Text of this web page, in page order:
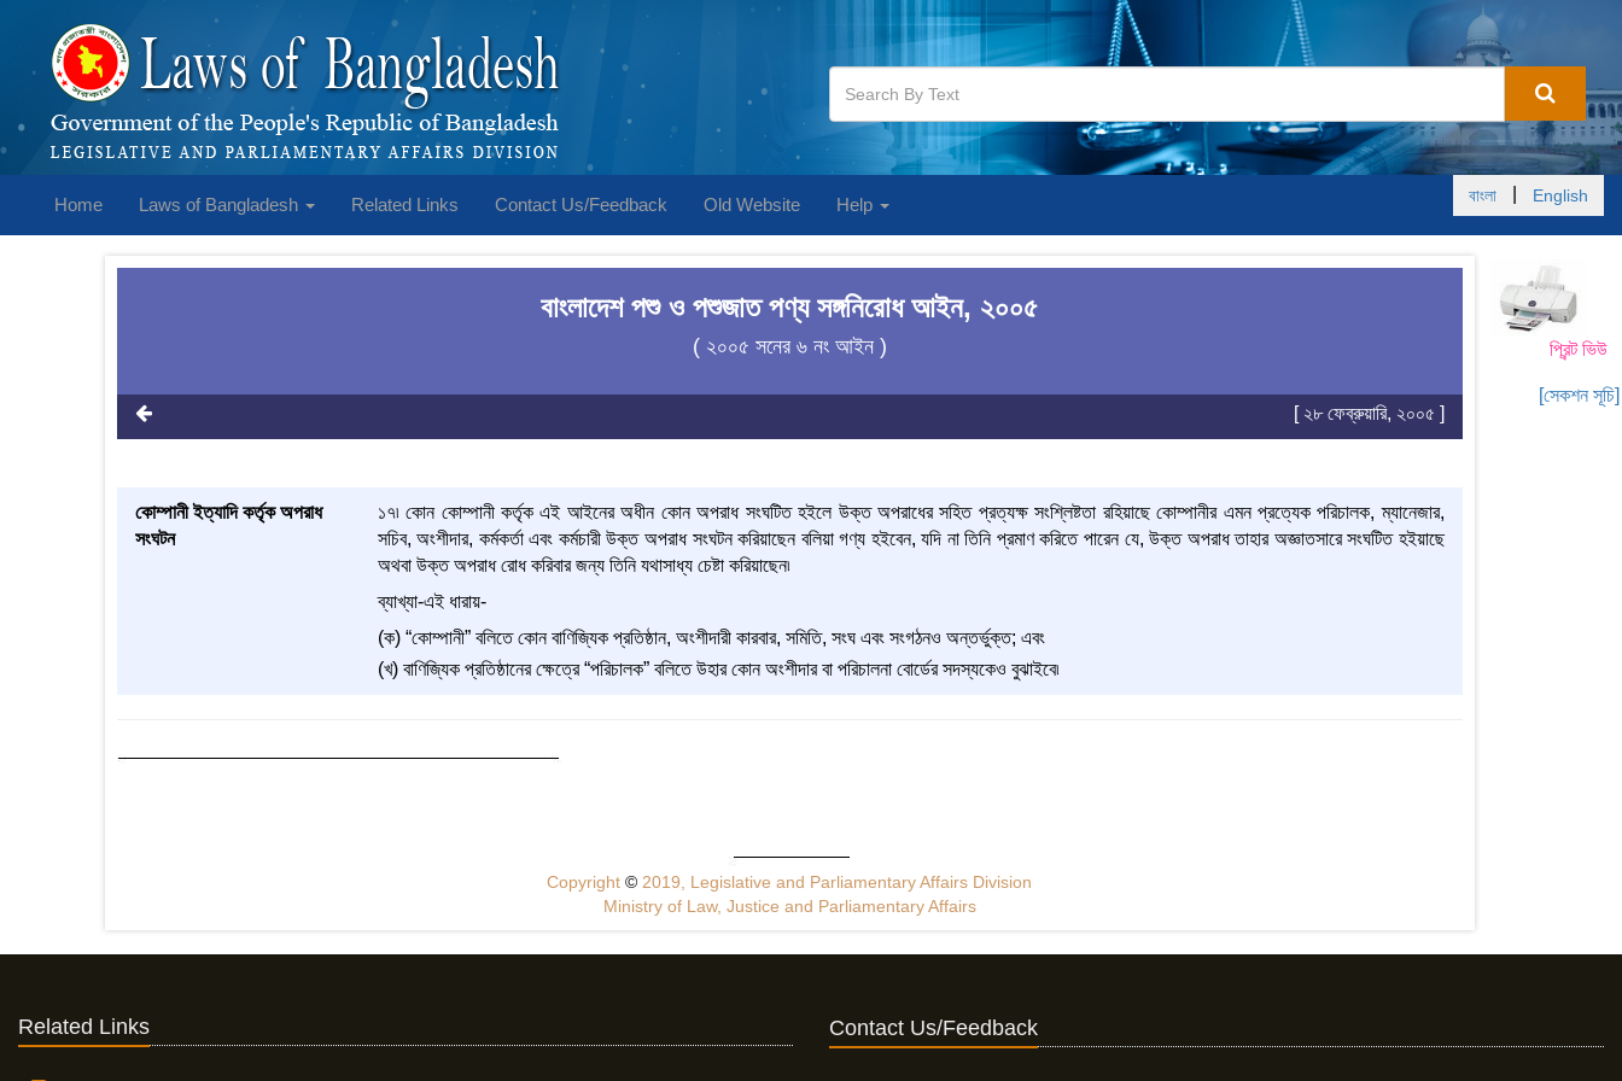
Home Laws of Bangladesh Related Links Contact Us/Feedback Old Website Help বাংলা English
প্রিন্ট ভিউ
[সেকশন সূচি]
বাংলাদেশ পশু ও পশুজাত পণ্য সঙ্গনিরোধ আইন, ২০০৫
( ২০০৫ সনের ৬ নং আইন )
[ ২৮ ফেব্রুয়ারি, ২০০৫ ]
কোম্পানী ইত্যাদি কর্তৃক অপরাধ
সংঘটন
১৭৷ কোন কোম্পানী কর্তৃক এই আইনের অধীন কোন অপরাধ সংঘটিত হইলে উক্ত অপরাধের সহিত প্রত্যক্ষ সংশ্লিষ্টতা রহিয়াছে কোম্পানীর এমন প্রত্যেক পরিচালক, ম্যানেজার,
সচিব, অংশীদার, কর্মকর্তা এবং কর্মচারী উক্ত অপরাধ সংঘটন করিয়াছেন বলিয়া গণ্য হইবেন, যদি না তিনি প্রমাণ করিতে পারেন যে, উক্ত অপরাধ তাহার অজ্ঞাতসারে সংঘটিত হইয়াছে
অথবা উক্ত অপরাধ রোধ করিবার জন্য তিনি যথাসাধ্য চেষ্টা করিয়াছেন৷
ব্যাখ্যা-এই ধারায়-
(ক) “কোম্পানী” বলিতে কোন বাণিজ্যিক প্রতিষ্ঠান, অংশীদারী কারবার, সমিতি, সংঘ এবং সংগঠনও অন্তর্ভুক্ত; এবং
(খ) বাণিজ্যিক প্রতিষ্ঠানের ক্ষেত্রে “পরিচালক” বলিতে উহার কোন অংশীদার বা পরিচালনা বোর্ডের সদস্যকেও বুঝাইবে৷
Copyright© 2019, Legislative and Parliamentary Affairs Division
Ministry of Law, Justice and Parliamentary Affairs
Related Links Contact Us/Feedback